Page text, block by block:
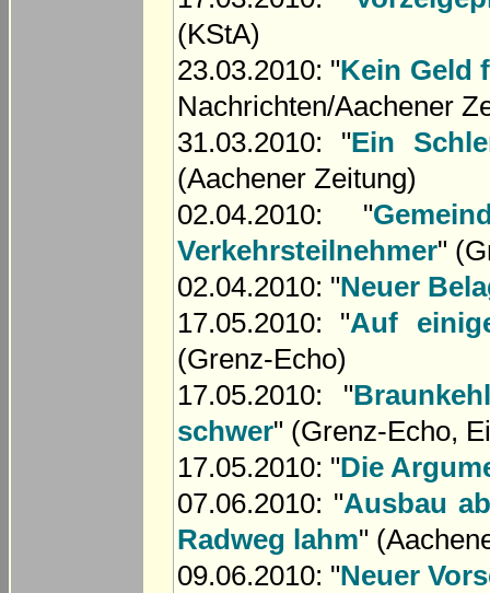
(KStA)
23.03.2010: "Kein Geld
Nachrichten/Aachener
31.03.2010: "Ein
(Aachener Zeitung)
02.04.2010: "
Verkehrsteilnehmer"
02.04.2010: "Neuer
17.05.2010: "Auf
(Grenz-Echo)
17.05.2010: "
schwer" (Grenz-Echo,
17.05.2010: "Die
07.06.2010: "Ausbau
Radweg lahm"
09.06.2010: "Neuer